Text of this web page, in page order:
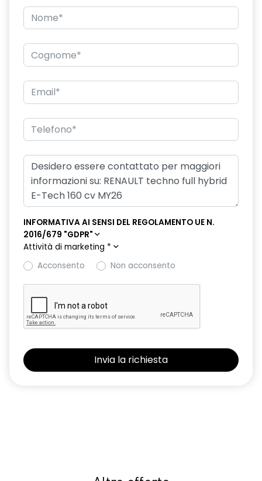
INFORMATIVA AI SENSI DEL REGOLAMENTO UE N.
2016/679 "GDPR"
Attività di marketing *
Acconsento
Non acconsento